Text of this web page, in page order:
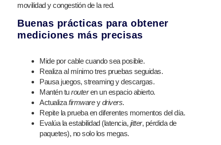
movilidad y congestión de la red.
Buenas prácticas para obtener
mediciones más precisas
Mide por cable cuando sea posible.
Realiza al mínimo tres pruebas seguidas.
Pausa juegos, streaming y descargas.
Mantén turouteren un espacio abierto.
Actualizafirmwareydrivers.
Repite la prueba en diferentes momentos del día.
Evalúa la estabilidad (latencia, jitter, pérdida de
paquetes), no solo los megas.